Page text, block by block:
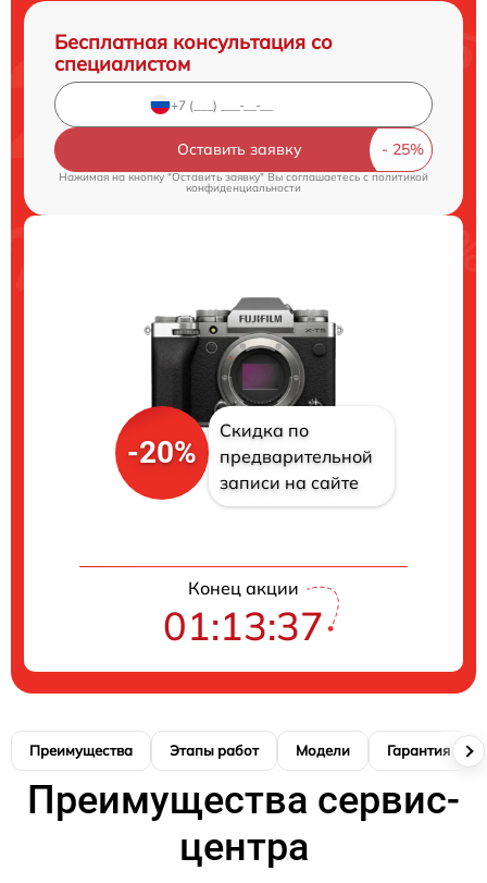
Бесплатная консультация со
специалистом
Оставить заявку
Нажимая на кнопку "Оставить заявку" Вы соглашаетесь c политикой
конфиденциальности
-20%
Скидка по
предварительной
записи на сайте
Конец акции
01:13:37
Преимущества Этапы работ Модели Гарантия
Преимущества сервис-
центра